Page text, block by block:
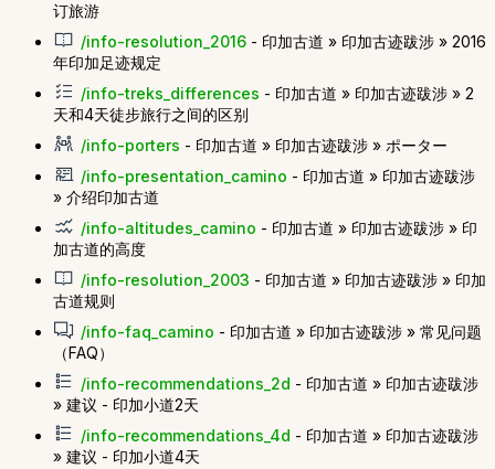
订旅游
/info-resolution_2016 - 印加古道 » 印加古迹跋涉 » 2016
年印加足迹规定
/info-treks_differences - 印加古道 » 印加古迹跋涉 » 2
天和4天徒步旅行之间的区别
/info-porters - 印加古道 » 印加古迹跋涉 » ポーター
/info-presentation_camino - 印加古道 » 印加古迹跋涉
» 介绍印加古道
/info-altitudes_camino - 印加古道 » 印加古迹跋涉 » 印
加古道的高度
/info-resolution_2003 - 印加古道 » 印加古迹跋涉 » 印加
古道规则
/info-faq_camino - 印加古道 » 印加古迹跋涉 » 常见问题
（FAQ）
/info-recommendations_2d - 印加古道 » 印加古迹跋涉
» 建议 - 印加小道2天
/info-recommendations_4d - 印加古道 » 印加古迹跋涉
» 建议 - 印加小道4天